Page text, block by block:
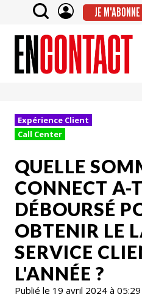
JE M'ABONNE
Expérience Client
Call Center
QUELLE
CONNECT A-
DÉBOURSÉ
OBTENIR LE
SERVICE
L'ANNÉE ?
Publié le 19 avril 2024 à